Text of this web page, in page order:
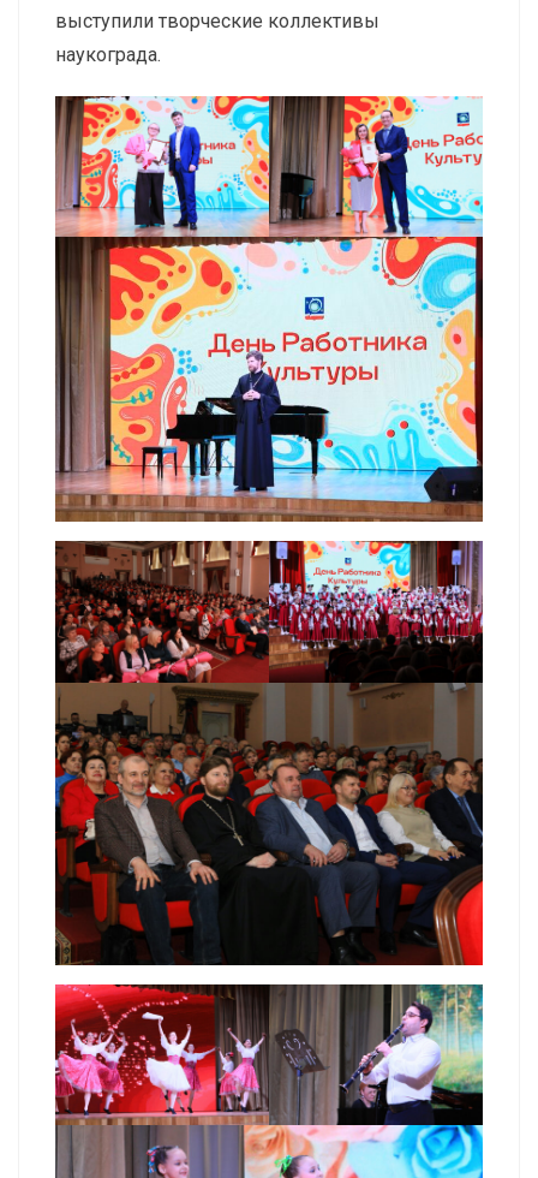
выступили творческие коллективы
наукограда.